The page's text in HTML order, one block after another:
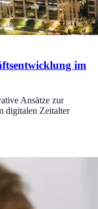
im
Ansätze zur
digitalen Zeitalter